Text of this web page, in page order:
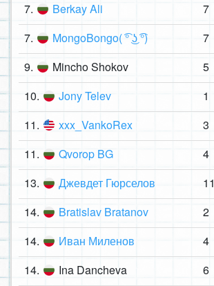
7. Berkay Ali 7
7. MongoBongo( ͡° ͜ʖ ͡°) 7
9. Mincho Shokov 5
10. Jony Telev 1
11. xxx_VankoRex 3
11. Qvorop BG 4
13. Джевдет Гюрселов 11
14. Bratislav Bratanov 2
14. Иван Миленов 4
14. Ina Dancheva 6